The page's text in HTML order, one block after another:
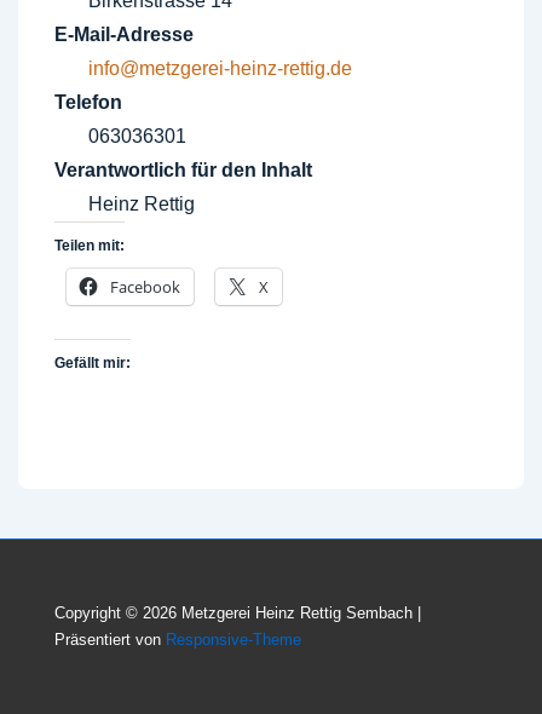
E-Mail-Adresse
info@metzgerei-heinz-rettig.de
Telefon
063036301
Verantwortlich für den Inhalt
Heinz Rettig
Teilen mit:
Facebook X
Gefällt mir:
Copyright © 2026 Metzgerei Heinz Rettig Sembach
Präsentiert von Responsive-Theme